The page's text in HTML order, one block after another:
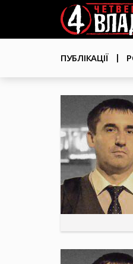
вмісту
User
account
menu
ПУБЛІКАЦІЇ